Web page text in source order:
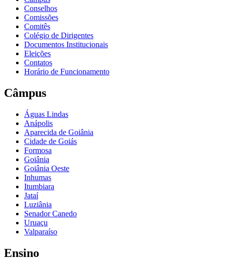
Conselhos
Comissões
Comitês
Colégio de Dirigentes
Documentos Institucionais
Eleições
Contatos
Horário de Funcionamento
Câmpus
Águas Lindas
Anápolis
Aparecida de Goiânia
Cidade de Goiás
Formosa
Goiânia
Goiânia Oeste
Inhumas
Itumbiara
Jataí
Luziânia
Senador Canedo
Uruaçu
Valparaíso
Ensino